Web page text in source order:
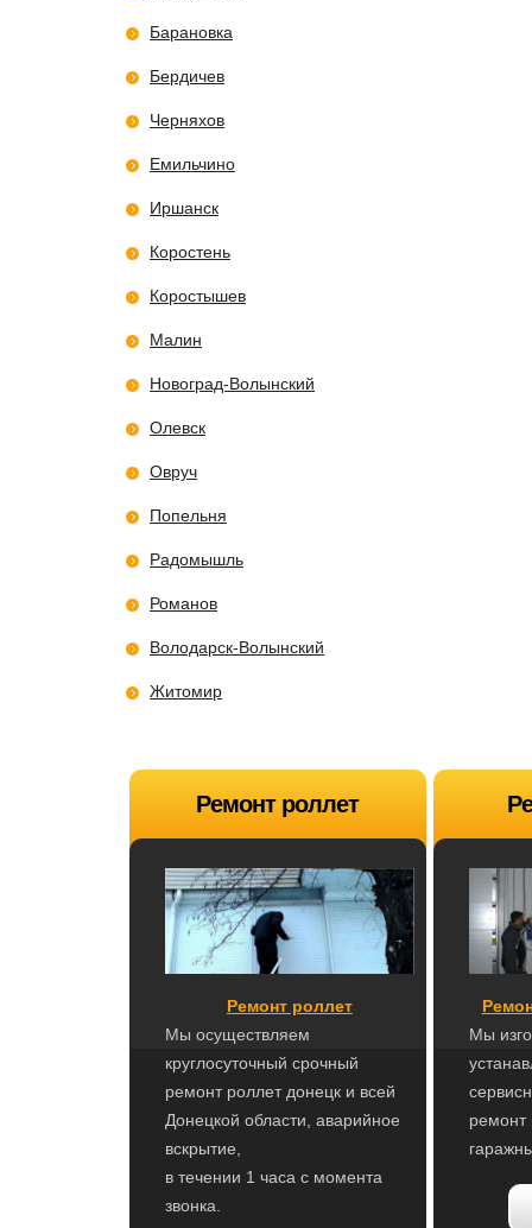
Барановка
Бердичев
Черняхов
Емильчино
Иршанск
Коростень
Коростышев
Малин
Новоград-Волынский
Олевск
Овруч
Попельня
Радомышль
Романов
Володарск-Волынский
Житомир
Ремонт роллет
Ремонт роллет
Мы осуществляем
круглосуточный срочный
ремонт роллет донецк и всей
Донецкой области, аварийное
вскрытие,
в течении 1 часа с момента
звонка.
Мы